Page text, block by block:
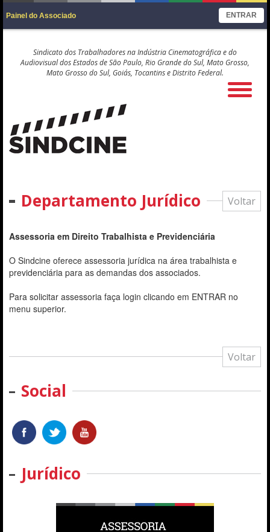
Painel do Associado ENTRAR
Sindicato dos Trabalhadores na Indústria Cinematográfica e do
Audiovisual dos Estados de São Paulo, Rio Grande do Sul, Mato Grosso,
Mato Grosso do Sul, Goiás, Tocantins e Distrito Federal.
Voltar
Departamento Jurídico
Assessoria em Direito Trabalhista e Previdenciária
O Sindcine oferece assessoria jurídica na área trabalhista e
previdenciária para as demandas dos associados.
Para solicitar assessoria faça login clicando em ENTRAR no
menu superior.
Voltar
Social
Jurídico